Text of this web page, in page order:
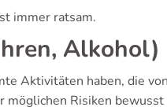
immer ratsam.
Alkohol)
Aktivitäten haben, die
Risiken bewusst